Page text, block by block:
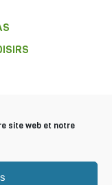
site web et notre